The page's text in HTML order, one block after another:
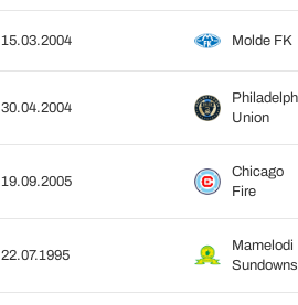
15.03.2004 Molde FK
30.04.2004
Union
19.09.2005
Chicago
Fire
22.07.1995
Mamelodi
Sundowns